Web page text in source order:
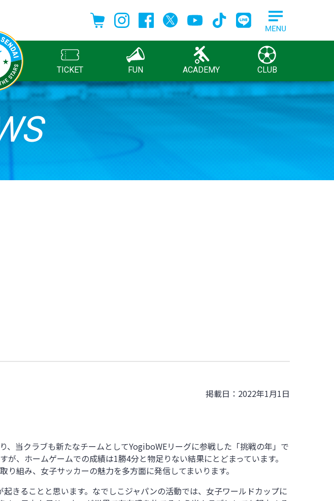
TICKET FUN ACADEMY CLUB
掲載日：2022年1月1日
当クラブも新たなチームとしてYogiboWEリーグに参戦した「挑戦の年」で
、ホームゲームでの成績は1勝4分と物足りない結果にとどまっています。
組み、女子サッカーの魅力を多方面に発信してまいります。
きることと思います。なでしこジャパンの活動では、女子ワールドカップに